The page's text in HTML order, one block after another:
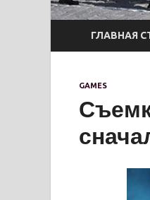
ГЛАВНАЯ
GAMES